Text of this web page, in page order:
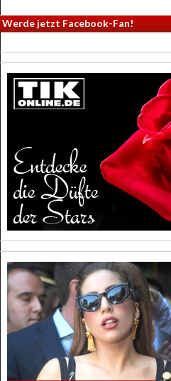
Werde jetzt Facebook-Fan!